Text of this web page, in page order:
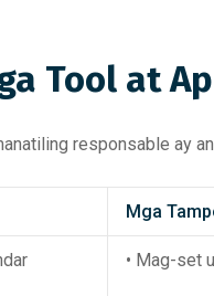
Tool at
responsable ay
Mga
• Mag-set